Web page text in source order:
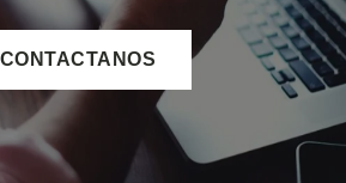
CONTACTANOS